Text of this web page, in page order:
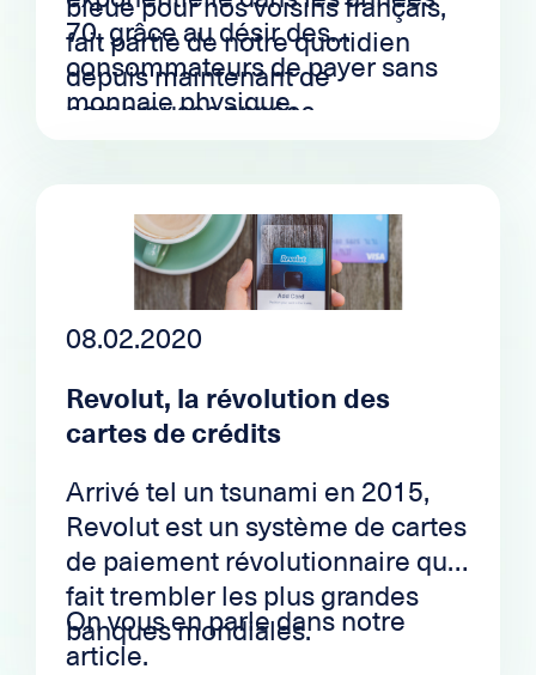
bleue pour nos voisins français,
fait partie de notre quotidien
depuis maintenant de
nombreuses années.
70, grâce au désir des
consommateurs de payer sans
monnaie physique.
08.02.2020
Revolut, la révolution des
cartes de crédits
Arrivé tel un tsunami en 2015,
Revolut est un système de cartes
de paiement révolutionnaire qui
fait trembler les plus grandes
banques mondiales.
On vous en parle dans notre
article.